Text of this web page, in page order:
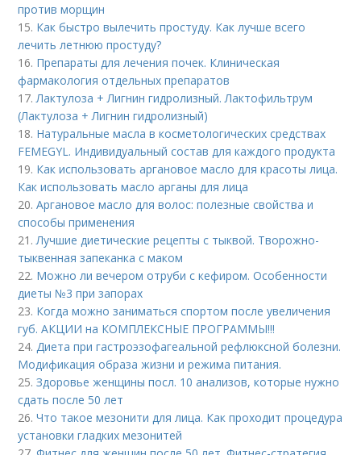
против морщин
15. Как быстро вылечить простуду. Как лучше всего
лечить летнюю простуду?
16. Препараты для лечения почек. Клиническая
фармакология отдельных препаратов
17.Лактулоза + Лигнин гидролизный. Лактофильтрум
(Лактулоза + Лигнин гидролизный)
18. Натуральные масла в косметологических средствах
FEMEGYL. Индивидуальный состав для каждого продукта
19. Как использовать аргановое масло для красоты лица.
Как использовать масло арганы для лица
20.Аргановое масло для волос: полезные свойства и
способы применения
21.Лучшие диетические рецепты с тыквой. Творожно-
тыквенная запеканка с маком
22. Можно ли вечером отруби с кефиром. Особенности
диеты №3 при запорах
23. Когда можно заниматься спортом после увеличения
губ. АКЦИИ на КОМПЛЕКСНЫЕ ПРОГРАММЫ!!!
24.Диета при гастроэзофагеальной рефлюксной болезни.
Модификация образа жизни и режима питания.
25.Здоровье женщины посл. 10 анализов, которые нужно
сдать после 50 лет
26.Что такое мезонити для лица. Как проходит процедура
установки гладких мезонитей